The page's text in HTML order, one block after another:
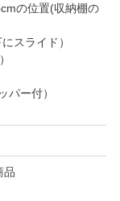
の位置(収納棚の
スライド）
パー付）
品